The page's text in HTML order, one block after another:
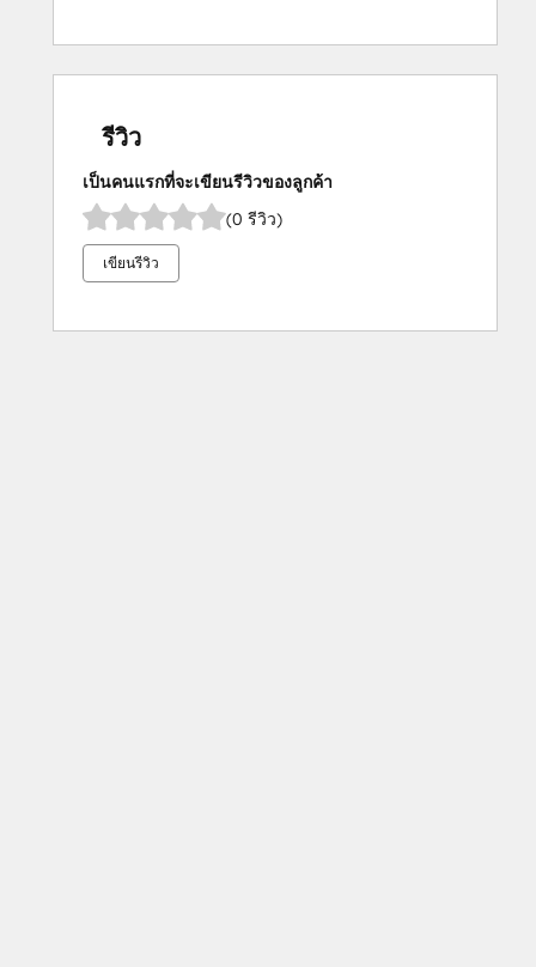
รีวิว
เป็นคนแรกที่จะเขียนรีวิวของลูกค้า
(0 รีวิว)
เขียนรีวิว